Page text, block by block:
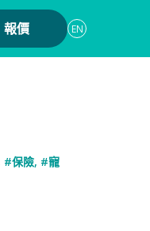
報價 EN
#保險, #寵